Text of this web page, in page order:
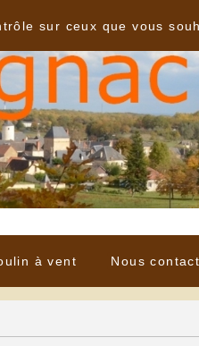
à vent Nous
sur ceux que vous